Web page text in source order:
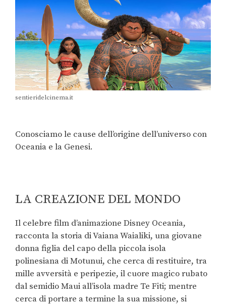
sentieridelcinema.it
Conosciamo le cause dell’origine dell’universo con
Oceania e la Genesi.
LA CREAZIONE DEL MONDO
Il celebre film d’animazione Disney Oceania,
racconta la storia di Vaiana Waialiki, una giovane
donna figlia del capo della piccola isola
polinesiana di Motunui, che cerca di restituire, tra
mille avversità e peripezie, il cuore magico rubato
dal semidio Maui all’isola madre Te Fiti; mentre
cerca di portare a termine la sua missione, si